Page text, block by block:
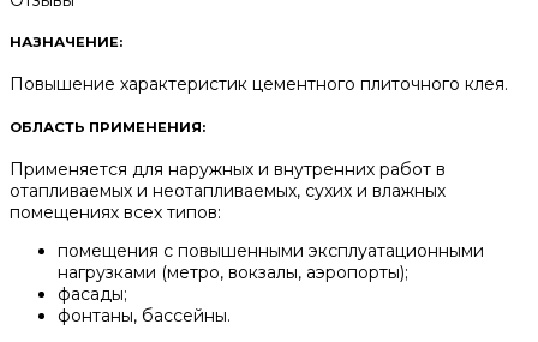
НАЗНАЧЕНИЕ:
Повышение характеристик цементного плиточного клея.
ОБЛАСТЬ ПРИМЕНЕНИЯ:
Применяется для наружных и внутренних работ в
отапливаемых и неотапливаемых, сухих и влажных
помещениях всех типов:
помещения с повышенными эксплуатационными
нагрузками (метро, вокзалы, аэропорты);
фасады;
фонтаны, бассейны.